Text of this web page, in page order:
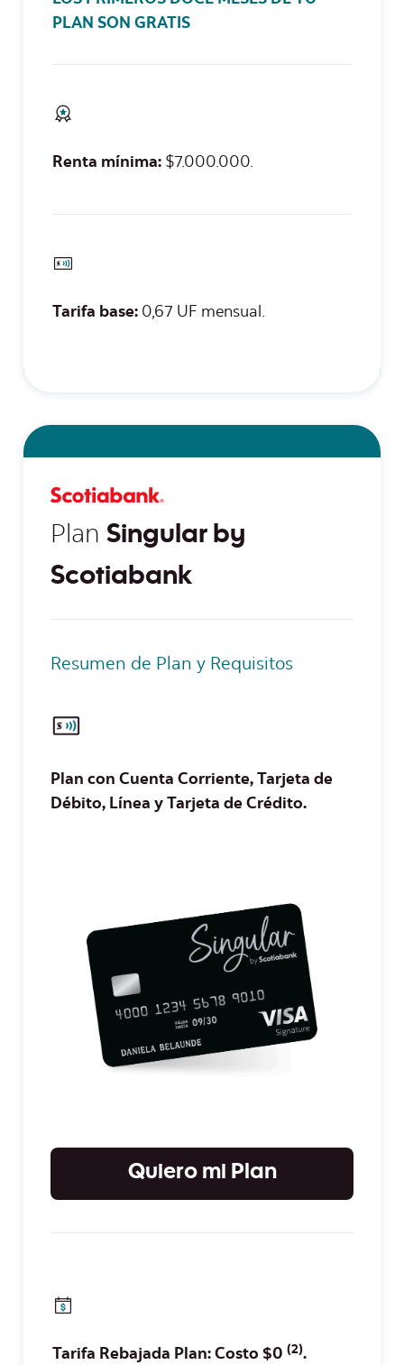
PLAN SON GRATIS
Renta mínima: $7.000.000.
Tarifa base: 0,67 UF mensual.
Plan Singular by
Scotiabank
Resumen de Plan y Requisitos
Plan con Cuenta Corriente, Tarjeta de
Débito, Línea y Tarjeta de Crédito.
Quiero mi Plan
Tarifa Rebajada Plan: Costo $0 (2).